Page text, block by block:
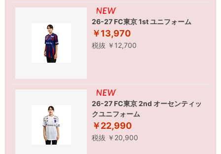
26-27 FC東京 1st ユニフォーム
￥13,970
税抜 ￥12,700
26-27 FC東京 2nd オーセンティッ
クユニフォーム
￥22,990
税抜 ￥20,900